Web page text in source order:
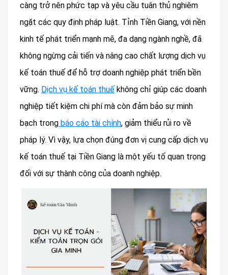
càng trở nên phức tạp và yêu cầu tuân thủ nghiêm
ngặt các quy định pháp luật. Tỉnh Tiền Giang, với nền
kinh tế phát triển mạnh mẽ, đa dạng ngành nghề, đã
không ngừng cải tiến và nâng cao chất lượng dịch vụ
kế toán thuế để hỗ trợ doanh nghiệp phát triển bền
vững. Dịch vụ kế toán thuế không chỉ giúp các doanh
nghiệp tiết kiệm chi phí mà còn đảm bảo sự minh
bạch trong báo cáo tài chính, giảm thiểu rủi ro về
pháp lý. Vì vậy, lựa chọn đúng đơn vị cung cấp dịch vụ
kế toán thuế tại Tiền Giang là một yếu tố quan trọng
đối với sự thành công của doanh nghiệp.